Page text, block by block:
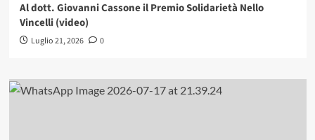
Al dott. Giovanni Cassone il Premio Solidarietà Nello
Vincelli (video)
Luglio 21, 2026 0